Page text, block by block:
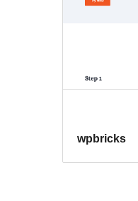
wpbricks